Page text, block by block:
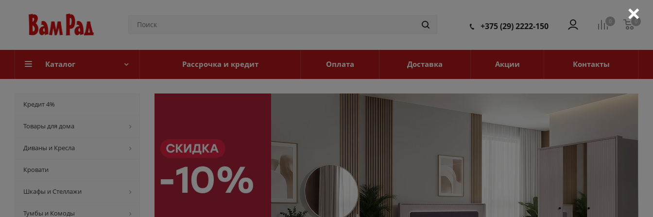
0 0
0
+375 (29) 2222-150
Каталог Рассрочка и кредит Оплата Доставка Акции Контакты
Кредит 4%
Товары для дома
Диваны и Кресла
Кровати
Шкафы и Стеллажи
Тумбы и Комоды
×